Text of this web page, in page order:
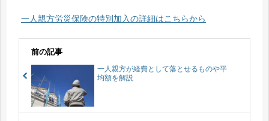
​​​​​​​一人親方労災保険の特別加入の詳細はこちらから
前の記事
一人親方が経費として落とせるものや平
均額を解説